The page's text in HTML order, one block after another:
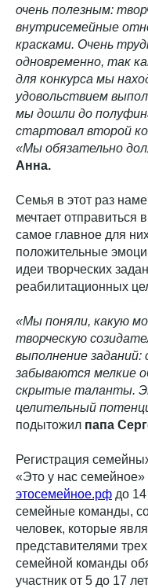
очень полезным:
внутрисемейные
красками. Очень
одновременно, так
для конкурса мы
удовольствием
мы дошли до
стартовал второй
«Мы обязательно
Анна.
Семья в этот раз
мечтает
самое главное для
положительные
идеи творческих
реабилитационных
«Мы поняли, какую
творческую
выполнение заданий:
забываются мелкие
скрытые таланты.
целительный
подытожил папа
Регистрация
«Это у нас семейное»
этосемейное.рф до
семейные команды,
человек, которые
представителями
семейной команды
участник от 5 до 17